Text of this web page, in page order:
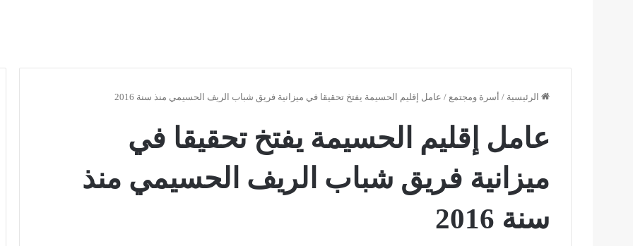
الرئيسية / أسرة ومجتمع / عامل إقليم الحسيمة يفتخ تحقيقا في ميزانية فريق شباب الريف الحسيمي منذ سنة 2016
عامل إقليم الحسيمة يفتخ تحقيقا في
ميزانية فريق شباب الريف الحسيمي منذ
سنة 2016